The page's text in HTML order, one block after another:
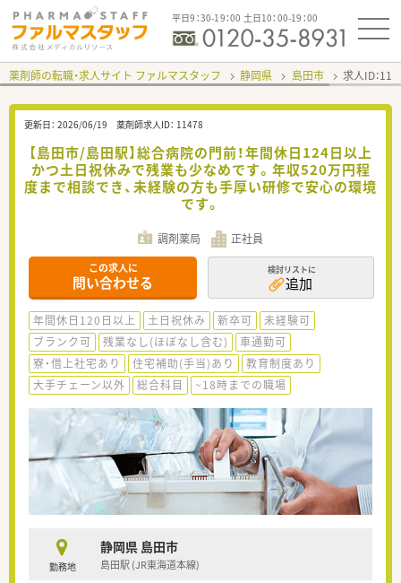
平日9：30-19：00 土日10：00-19：00
薬剤師の転職・求人サイト ファルマスタッフ 静岡県 島田市 求人ID：
更新日： 2026/06/19 薬剤師求人ID： 11478
【島田市/島田駅】総合病院の門前！年間休日124日以上
かつ土日祝休みで残業も少なめです。年収520万円程
度まで相談でき、未経験の方も手厚い研修で安心の環境
です。
調剤薬局 正社員
この求人に
問い合わせる
検討リストに
追加
年間休日120日以上 土日祝休み 新卒可
未経験可
ブランク可
残業なし(ほぼなし含む)
車通勤可
寮・借上社宅あり
住宅補助(手当)あり
教育制度あり
大手チェーン以外
総合科目 ~18時までの職場
勤務地
静岡県 島田市
島田駅 (JR東海道本線)